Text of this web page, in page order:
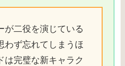
が二役を演じている
わず忘れてしまうほ
は完璧な新キャラク